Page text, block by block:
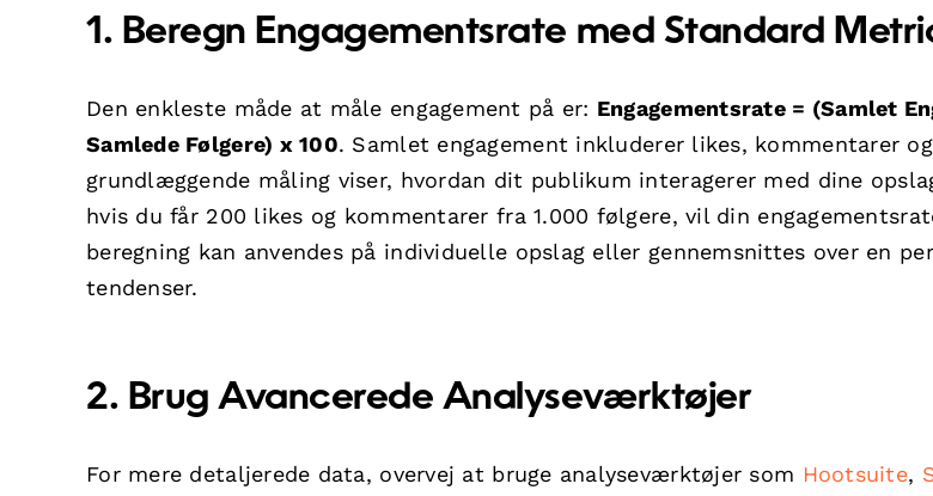
1. Beregn Engagementsrate med Standard
Den enkleste måde at måle engagement på er: Engagementsrate = (Samlet
Samlede Følgere) x 100. Samlet engagement inkluderer likes, kommentarer
grundlæggende måling viser, hvordan dit publikum interagerer med dine
hvis du får 200 likes og kommentarer fra 1.000 følgere, vil din
beregning kan anvendes på individuelle opslag eller gennemsnittes over en
tendenser.
2. Brug Avancerede Analyseværktøjer
For mere detaljerede data, overvej at bruge analyseværktøjer som Hootsuite,